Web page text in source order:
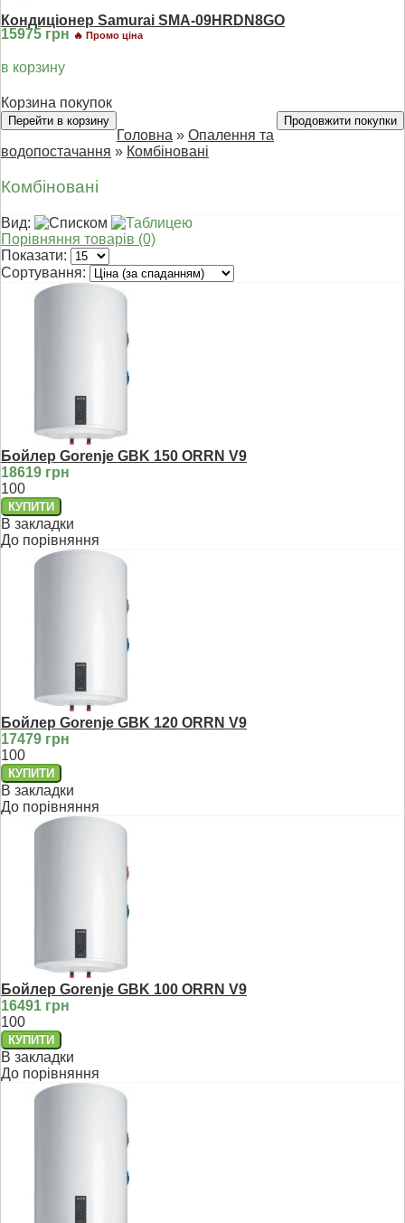
Кондиціонер Samurai SMA-09HRDN8GO
15975 грн 🔥 Промо ціна
в корзину
Корзина покупок
Перейти в корзину Продовжити покупки
Головна » Опалення та
водопостачання » Комбіновані
Комбіновані
Вид:
Порівняння товарів (0)
Показати:
Сортування:
Бойлер Gorenje GBK 150 ORRN V9
18619 грн
100
В закладки
До порівняння
Бойлер Gorenje GBK 120 ORRN V9
17479 грн
100
В закладки
До порівняння
Бойлер Gorenje GBK 100 ORRN V9
16491 грн
100
В закладки
До порівняння